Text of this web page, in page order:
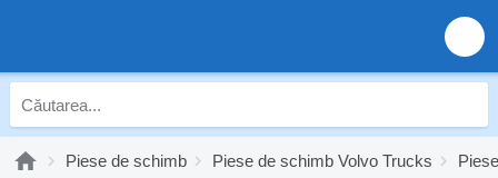
Piese de schimb Piese de schimb Volvo Trucks